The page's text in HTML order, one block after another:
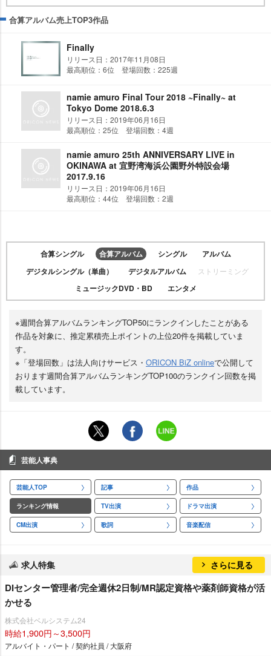
合算アルバム売上TOP3作品
Finally
リリース日：2017年11月08日
最高順位：6位 登場回数：225週
namie amuro Final Tour 2018 ~Finally~ at
Tokyo Dome 2018.6.3
リリース日：2019年06月16日
最高順位：25位 登場回数：4週
namie amuro 25th ANNIVERSARY LIVE in
OKINAWA at 宜野湾海浜公園野外特設会場
2017.9.16
リリース日：2019年06月16日
最高順位：44位 登場回数：2週
合算シングル 合算アルバム シングル
アルバム
デジタルシングル（単曲）
デジタルアルバム ストリーミング
ミュージックDVD・BD エンタメ
※週間合算アルバムランキングTOP50にランクインしたことがある
作品を対象に、推定累積売上ポイントの上位20件を掲載していま
す。
※「登場回数」は法人向けサービス・ ORICON BiZ onlineで公開して
おります週間合算アルバムランキングTOP100のランクイン回数を掲
載しています。
芸能人事典
芸能人TOP 記事 作品
ランキング情報 TV出演 ドラマ出演
CM出演 歌詞 音楽配信
求人特集 さらに見る
DIセンター管理者/完全週休2日制/MR認定資格や薬剤師資格が活
かせる
株式会社ベルシステム24
時給1,900円～3,500円
アルバイト・パート / 契約社員 / 大阪府